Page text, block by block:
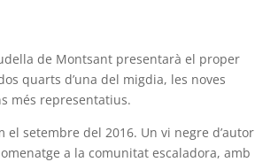
de Montsant presentarà el proper
quarts d’una del migdia, les noves
més representatius.
setembre del 2016. Un vi negre d’autor
a la comunitat escaladora, amb